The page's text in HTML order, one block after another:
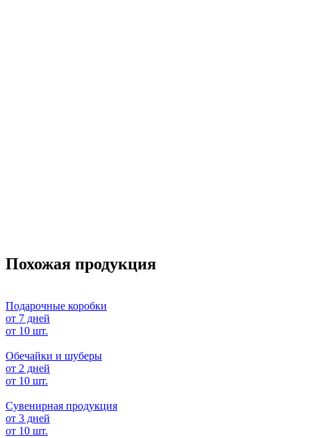
Похожая продукция
Подарочные коробки
от 7 дней
от 10 шт.
Обечайки и шуберы
от 2 дней
от 10 шт.
Сувенирная продукция
от 3 дней
от 10 шт.